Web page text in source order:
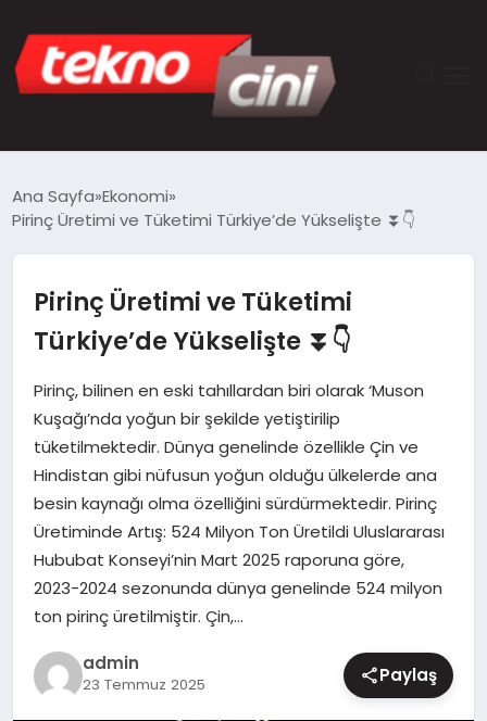
TEKNOLOJI
GÜNCEL
YAŞAM
SAĞLIK
DÜNYA
MAGAZIN
Ana Sayfa Ekonomi
Pirinç Üretimi ve Tüketimi Türkiye’de Yükselişte ⏬👇
Pirinç Üretimi ve Tüketimi
Türkiye’de Yükselişte ⏬👇
Pirinç, bilinen en eski tahıllardan biri olarak ‘Muson
Kuşağı’nda yoğun bir şekilde yetiştirilip
tüketilmektedir. Dünya genelinde özellikle Çin ve
Hindistan gibi nüfusun yoğun olduğu ülkelerde ana
besin kaynağı olma özelliğini sürdürmektedir. Pirinç
Üretiminde Artış: 524 Milyon Ton Üretildi Uluslararası
Hububat Konseyi’nin Mart 2025 raporuna göre,
2023-2024 sezonunda dünya genelinde 524 milyon
ton pirinç üretilmiştir. Çin,…
admin
23 Temmuz 2025 Paylaş